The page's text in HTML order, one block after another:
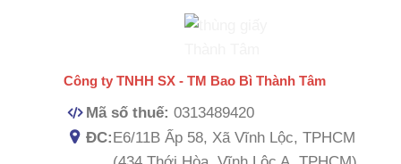
Công ty TNHH SX - TM Bao Bì Thành Tâm
Mã số thuế: 0313489420
ĐC:E6/11B Ấp 58, Xã Vĩnh Lộc, TPHCM